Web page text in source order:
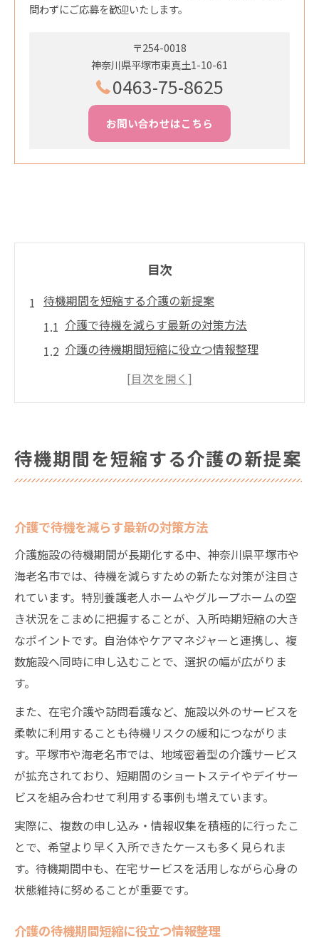
問わずにご応募を歓迎いたします。
〒254-0018
神奈川県平塚市東真土1-10-61
0463-75-8625
お問い合わせはこちら
目次
待機期間を短縮する介護の新提案
介護で待機を減らす最新の対策方法
介護の待機期間短縮に役立つ情報整理
地域密着介護サービスの活用ポイント
夫
平塚・海老名の介護サービス比較のポイン
ト
施設と在宅介護の違いと選び方のコツ
介護の入所条件や申込み時の注意点
各種介護サービスの特徴と活用法を紹介
最新動向から見る介護待機対策のポイント
介護分野の新しい空き状況確認方法とは
待機期間短縮に役立つ相談先の活用法
介護施設の動向から選ぶ最適な対策
今注目の介護待機解消策を具体的に解説
特養の空き状況と申込みのコツを解説
特養の介護空き状況を知るための方法
介護申込み時に確認すべきポイントまとめ
特養選びで失敗しない介護の進め方
空き情報を活用した介護施設探しの工夫
特養申し込みの流れと介護申請の秘訣
待機期間を短縮する介護の新提案
介護で待機を減らす最新の対策方法
介護施設の待機期間が長期化する中、神奈川県平塚市や
海老名市では、待機を減らすための新たな対策が注目さ
れています。特別養護老人ホームやグループホームの空
き状況をこまめに把握することが、入所時期短縮の大き
なポイントです。自治体やケアマネジャーと連携し、複
数施設へ同時に申し込むことで、選択の幅が広がりま
す。
また、在宅介護や訪問看護など、施設以外のサービスを
柔軟に利用することも待機リスクの緩和につながりま
す。平塚市や海老名市では、地域密着型の介護サービス
が拡充されており、短期間のショートステイやデイサー
ビスを組み合わせて利用する事例も増えています。
実際に、複数の申し込み・情報収集を積極的に行ったこ
とで、希望より早く入所できたケースも多く見られま
す。待機期間中も、在宅サービスを活用しながら心身の
状態維持に努めることが重要です。
介護の待機期間短縮に役立つ情報整理